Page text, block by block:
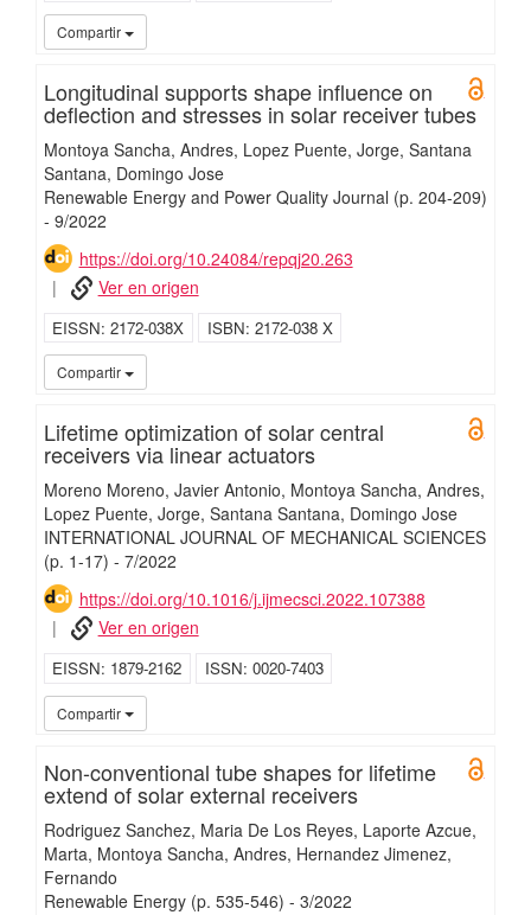
Compartir
Longitudinal supports shape influence on
deflection and stresses in solar receiver tubes
Montoya Sancha, Andres Lopez Puente, Jorge Santana
Santana, Domingo Jose
Renewable Energy and Power Quality Journal (p. 204-209)
- 9/2022
https://doi.org/10.24084/repqj20.263
Ver en origen
EISSN 2172-038X ISBN 2172-038 X
Compartir
Lifetime optimization of solar central
receivers via linear actuators
Moreno Moreno, Javier Antonio Montoya Sancha, Andres
Lopez Puente, Jorge Santana Santana, Domingo Jose
INTERNATIONAL JOURNAL OF MECHANICAL SCIENCES
(p. 1-17) - 7/2022
https://doi.org/10.1016/j.ijmecsci.2022.107388
Ver en origen
EISSN 1879-2162 ISSN 0020-7403
Compartir
Non-conventional tube shapes for lifetime
extend of solar external receivers
Rodriguez Sanchez, Maria De Los Reyes Laporte Azcue,
Marta Montoya Sancha, Andres Hernandez Jimenez,
Fernando
Renewable Energy (p. 535-546) - 3/2022